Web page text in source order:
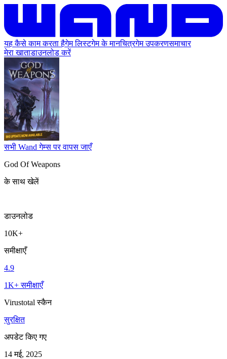
यह कैसे काम करता हैगेम लिस्टगेम के मानचित्रगेम उपकरणसमाचार
मेरा खाताडाउनलोड करें
सभी Wand गेम्स पर वापस जाएँ
God Of Weapons
के साथ खेलें
डाउनलोड
10K+
समीक्षाएँ
4.9
1K+ समीक्षाएँ
Virustotal स्कैन
सुरक्षित
अपडेट किए गए
14 मई, 2025